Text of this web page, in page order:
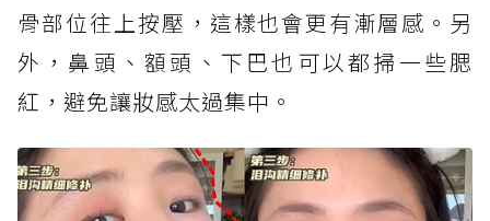
骨部位往上按壓，這樣也會更有漸層感。另
外，鼻頭、額頭、下巴也可以都掃一些腮
紅，避免讓妝感太過集中。